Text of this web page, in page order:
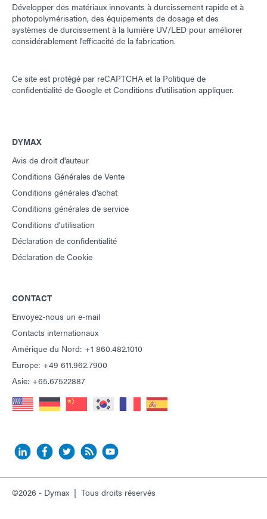
Développer des matériaux innovants à durcissement rapide et à
photopolymérisation, des équipements de dosage et des
systèmes de durcissement à la lumière UV/LED pour améliorer
considérablement l'efficacité de la fabrication.
Ce site est protégé par reCAPTCHA et la Politique de
confidentialité de Google etConditions d'utilisation appliquer.
DYMAX
Avis de droit d'auteur
Conditions Générales de Vente
Conditions générales d'achat
Conditions générales de service
Conditions d'utilisation
Déclaration de confidentialité
Déclaration de Cookie
CONTACT
Envoyez-nous un e-mail
Contacts internationaux
Amérique du Nord: +1 860.482.1010
Europe: +49 611.962.7900
Asie: +65.67522887
©2026 - Dymax | Tous droits réservés